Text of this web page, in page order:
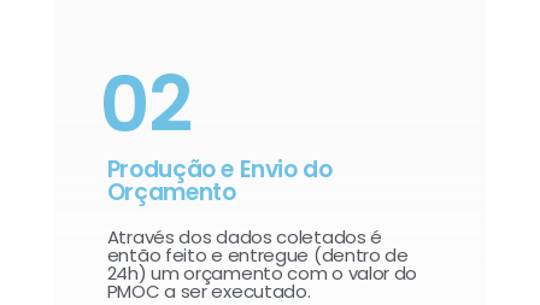
02
Produção e Envio do
Orçamento
Através dos dados coletados é
então feito e entregue (dentro de
24h) um orçamento com o valor do
PMOC a ser executado.